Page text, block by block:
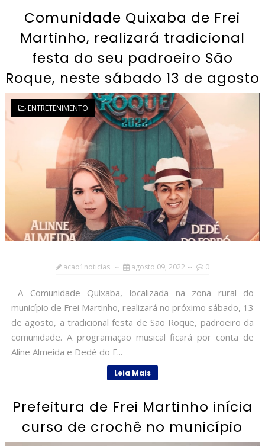
Comunidade Quixaba de Frei
Martinho, realizará tradicional
festa do seu padroeiro São
Roque, neste sábado 13 de agosto
ENTRETENIMENTO
acao1noticias agosto 09, 2022 0
A Comunidade Quixaba, localizada na zona rural do
município de Frei Martinho, realizará no próximo sábado, 13
de agosto, a tradicional festa de São Roque, padroeiro da
comunidade. A programação musical ficará por conta de
Aline Almeida e Dedé do F...
Leia Mais
Prefeitura de Frei Martinho inícia
curso de crochê no município